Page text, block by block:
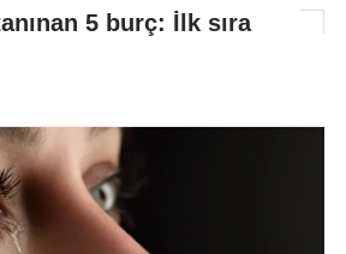
5 burç: İlk sıra